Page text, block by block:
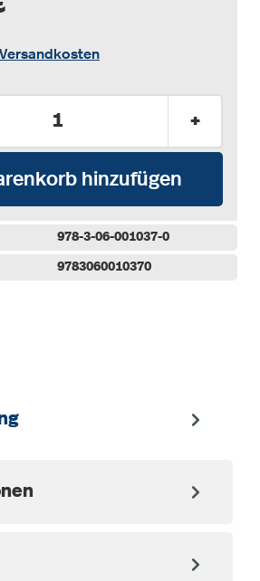
+
hinzufügen
978-3-06-001037-0
9783060010370